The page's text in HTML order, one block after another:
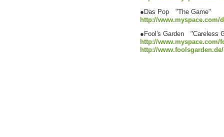
●Das Pop "The Game"
http://www.myspace.com/
●Fool's Garden "Careless
http://www.myspace.com/
http://www.foolsgarden.de/